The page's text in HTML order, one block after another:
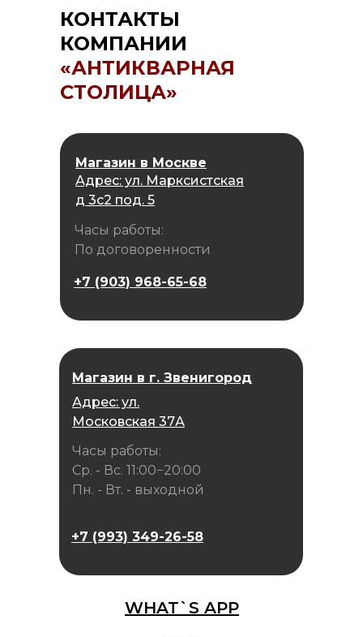
КОНТАКТЫ
КОМПАНИИ
«АНТИКВАРНАЯ
СТОЛИЦА»
Магазин в Москве
Адрес: ул. Марксистская
д 3с2 под. 5
Часы работы:
По договоренности
WHAT`S APP
Часы работы:
Ср. - Вс. 11:00−20:00
Пн. - Вт. - выходной
Магазин в г. Звенигород
Адрес: ул.
Московская 37А
+7 (993) 349-26-58
+7 (903) 968-65-68